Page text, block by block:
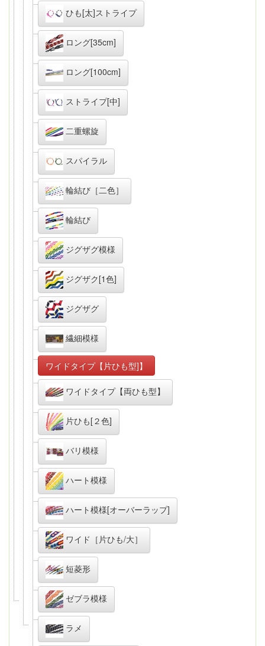
ひも[太]ストライプ
ロング[35cm]
ロング[100cm]
ストライプ[中]
二重螺旋
スパイラル
輪結び［二色］
輪結び
ジグザグ模様
ジグザク[1色]
ジグザグ
繊細模様
ワイドタイプ【片ひも型]】
ワイドタイプ【両ひも型】
片ひも[２色]
バリ模様
ハート模様
ハート模様[オーバーラップ]
ワイド［片ひも/大］
短菱形
ゼブラ模様
ラメ